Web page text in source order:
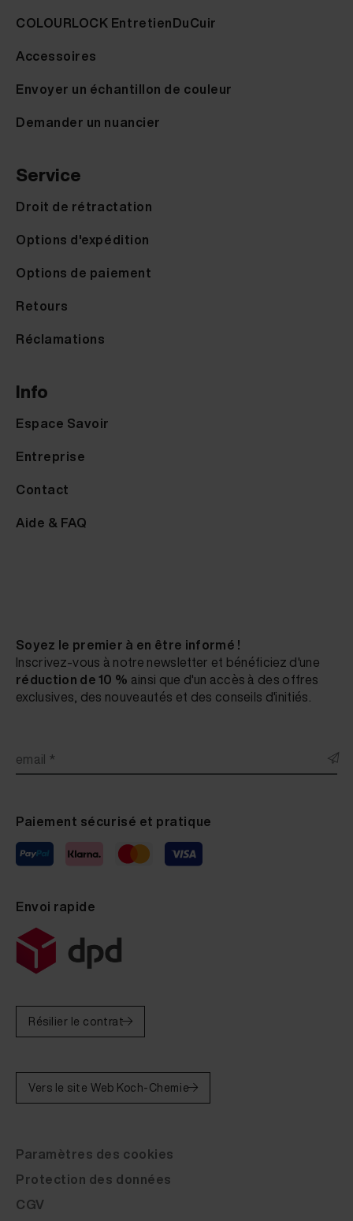
COLOURLOCK EntretienDuCuir
Accessoires
Envoyer un échantillon de couleur
Demander un nuancier
Service
Droit de rétractation
Options d'expédition
Options de paiement
Retours
Réclamations
Info
Espace Savoir
Entreprise
Contact
Aide & FAQ
Soyez le premier à en être informé !
Inscrivez-vous à notre newsletter et bénéficiez d'une
réduction de 10 % ainsi que d'un accès à des offres
exclusives, des nouveautés et des conseils d'initiés.
email *
Paiement sécurisé et pratique
Envoi rapide
Résilier le contrat
Vers le site Web Koch-Chemie
Paramètres des cookies
Protection des données
CGV